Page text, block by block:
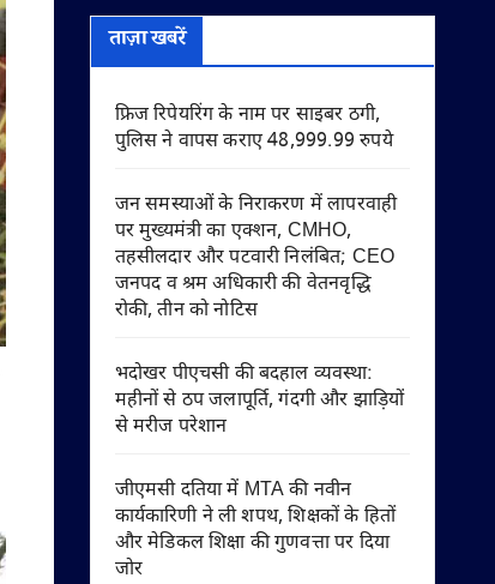
ताज़ा खबरें
फ्रिज रिपेयरिंग के नाम पर साइबर ठगी,
पुलिस ने वापस कराए 48,999.99 रुपये
जन समस्याओं के निराकरण में लापरवाही
पर मुख्यमंत्री का एक्शन, CMHO,
तहसीलदार और पटवारी निलंबित; CEO
जनपद व श्रम अधिकारी की वेतनवृद्धि
रोकी, तीन को नोटिस
भदोखर पीएचसी की बदहाल व्यवस्था:
महीनों से ठप जलापूर्ति, गंदगी और झाड़ियों
से मरीज परेशान
जीएमसी दतिया में MTA की नवीन
कार्यकारिणी ने ली शपथ, शिक्षकों के हितों
और मेडिकल शिक्षा की गुणवत्ता पर दिया
जोर